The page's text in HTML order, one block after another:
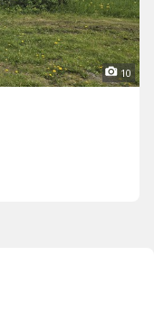
10